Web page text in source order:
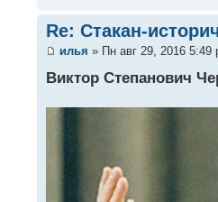
Re: Стакан-
илья » Пн авг 29, 2016 5:49
Виктор Степанович